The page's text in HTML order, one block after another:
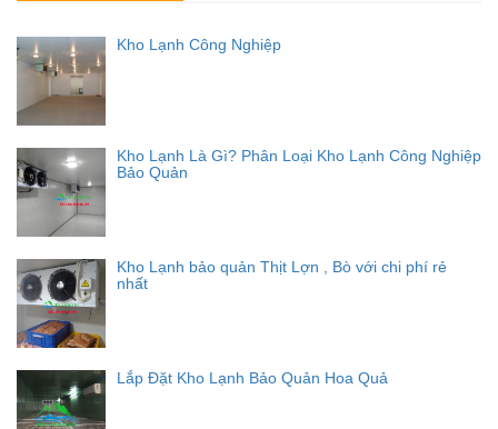
Kho Lạnh Công Nghiệp
Kho Lạnh Là Gì? Phân Loại Kho Lạnh Công Nghiệp
Bảo Quản
Kho Lạnh bảo quản Thịt Lợn , Bò với chi phí rẻ
nhất
Lắp Đặt Kho Lạnh Bảo Quản Hoa Quả